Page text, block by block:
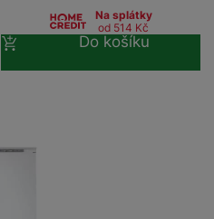
Na splátky
od 514 Kč
Do košíku